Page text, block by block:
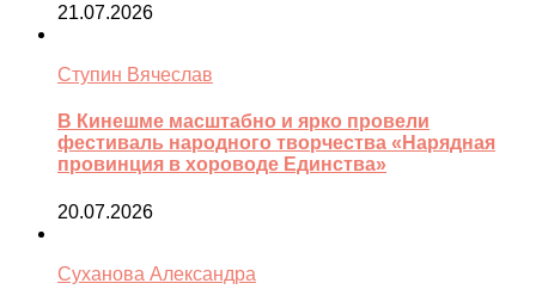
21.07.2026
Ступин Вячеслав
В Кинешме масштабно и ярко провели
фестиваль народного творчества «Нарядная
провинция в хороводе Единства»
20.07.2026
Суханова Александра